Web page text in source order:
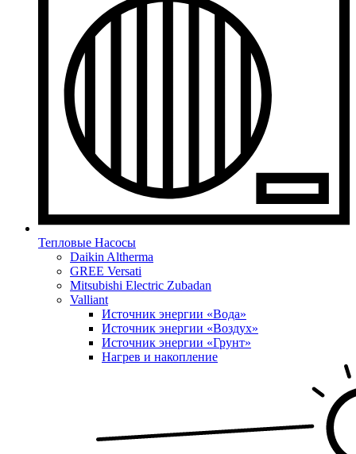
Тепловые Насосы
Daikin Altherma
GREE Versati
Mitsubishi Electric Zubadan
Valliant
Источник энергии «Вода»
Источник энергии «Воздух»
Источник энергии «Грунт»
Нагрев и накопление